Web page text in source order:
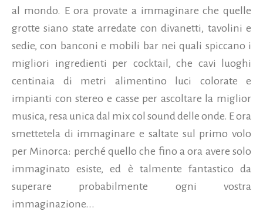
al mondo. E ora provate a immaginare che quelle
grotte siano state arredate con divanetti, tavolini e
sedie, con banconi e mobili bar nei quali spiccano i
migliori ingredienti per cocktail, che cavi luoghi
centinaia di metri alimentino luci colorate e
impianti con stereo e casse per ascoltare la miglior
musica, resa unica dal mix col sound delle onde. E ora
smettetela di immaginare e saltate sul primo volo
per Minorca: perché quello che fino a ora avere solo
immaginato esiste, ed è talmente fantastico da
superare probabilmente ogni vostra
immaginazione...